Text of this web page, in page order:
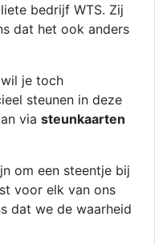
bedrijf WTS. Zij
dat het ook anders
je toch
steunen in deze
via steunkaarten
om een steentje bij
voor elk van ons
dat we de waarheid